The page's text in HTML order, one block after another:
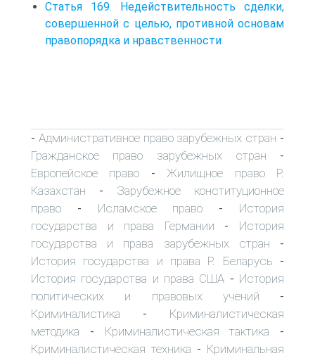
Статья 169. Недействительность сделки,
совершенной с целью, противной основам
правопорядка и нравственности
- Административное право зарубежных стран -
Гражданское право зарубежных стран -
Европейское право - Жилищное право Р.
Казахстан - Зарубежное конституционное
право - Исламское право - История
государства и права Германии - История
государства и права зарубежных стран -
История государства и права Р. Беларусь -
История государства и права США - История
политических и правовых учений -
Криминалистика - Криминалистическая
методика - Криминалистическая тактика -
Криминалистическая техника - Криминальная